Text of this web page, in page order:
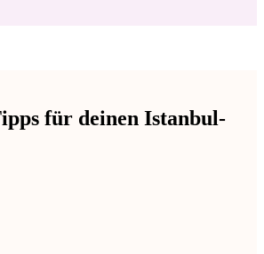
für deinen Istanbul-